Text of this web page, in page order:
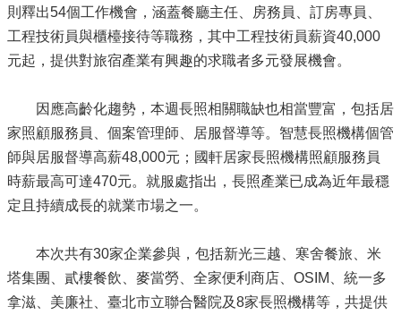
則釋出54個工作機會，涵蓋餐廳主任、房務員、訂房專員、
工程技術員與櫃檯接待等職務，其中工程技術員薪資40,000
元起，提供對旅宿產業有興趣的求職者多元發展機會。
因應高齡化趨勢，本週長照相關職缺也相當豐富，包括居
家照顧服務員、個案管理師、居服督導等。智慧長照機構個管
師與居服督導高薪48,000元；國軒居家長照機構照顧服務員
時薪最高可達470元。就服處指出，長照產業已成為近年最穩
定且持續成長的就業市場之一。
本次共有30家企業參與，包括新光三越、寒舍餐旅、米
塔集團、貳樓餐飲、麥當勞、全家便利商店、OSIM、統一多
拿滋、美廉社、臺北市立聯合醫院及8家長照機構等，共提供